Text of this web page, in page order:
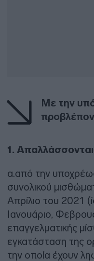
Με την
1.
α.από την
συνολικού
Απρίλιο του 2021
Ιανουάριο,
επαγγελματικής
εγκατάσταση της
την οποία έχουν